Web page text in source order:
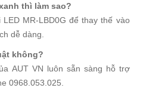
thì làm sao?
MR-LBD0G để thay thế vào
dễ dàng.
không?
AUT VN luôn sẵn sàng hỗ trợ
0968.053.025.